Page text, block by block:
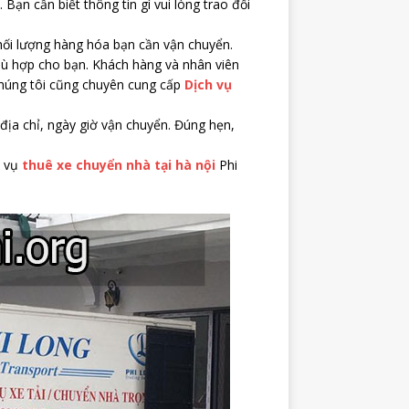
cần biết thông tin gì vui lòng trao đổi
lượng hàng hóa bạn cần vận chuyển.
hợp cho bạn. Khách hàng và nhân viên
tôi cũng chuyên cung cấp Dịch vụ
chỉ, ngày giờ vận chuyển. Đúng hẹn,
vụ thuê xe chuyển nhà tại hà nội Phi